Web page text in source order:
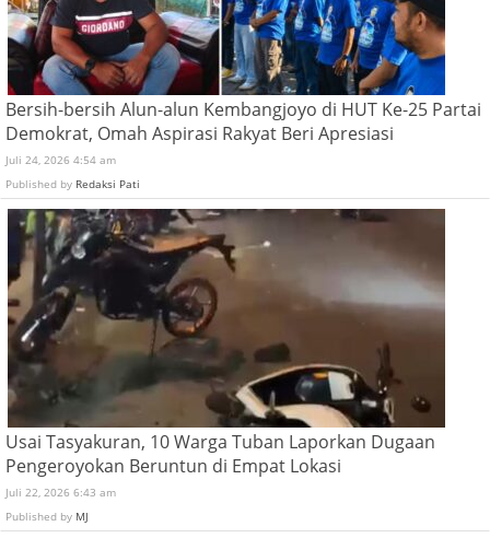
Bersih-bersih Alun-alun Kembangjoyo di HUT Ke-25 Partai
Demokrat, Omah Aspirasi Rakyat Beri Apresiasi
Juli 24, 2026 4:54 am
Published by Redaksi Pati
Usai Tasyakuran, 10 Warga Tuban Laporkan Dugaan
Pengeroyokan Beruntun di Empat Lokasi
Juli 22, 2026 6:43 am
Published by MJ